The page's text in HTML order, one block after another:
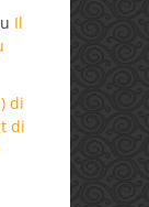
Il
di
di